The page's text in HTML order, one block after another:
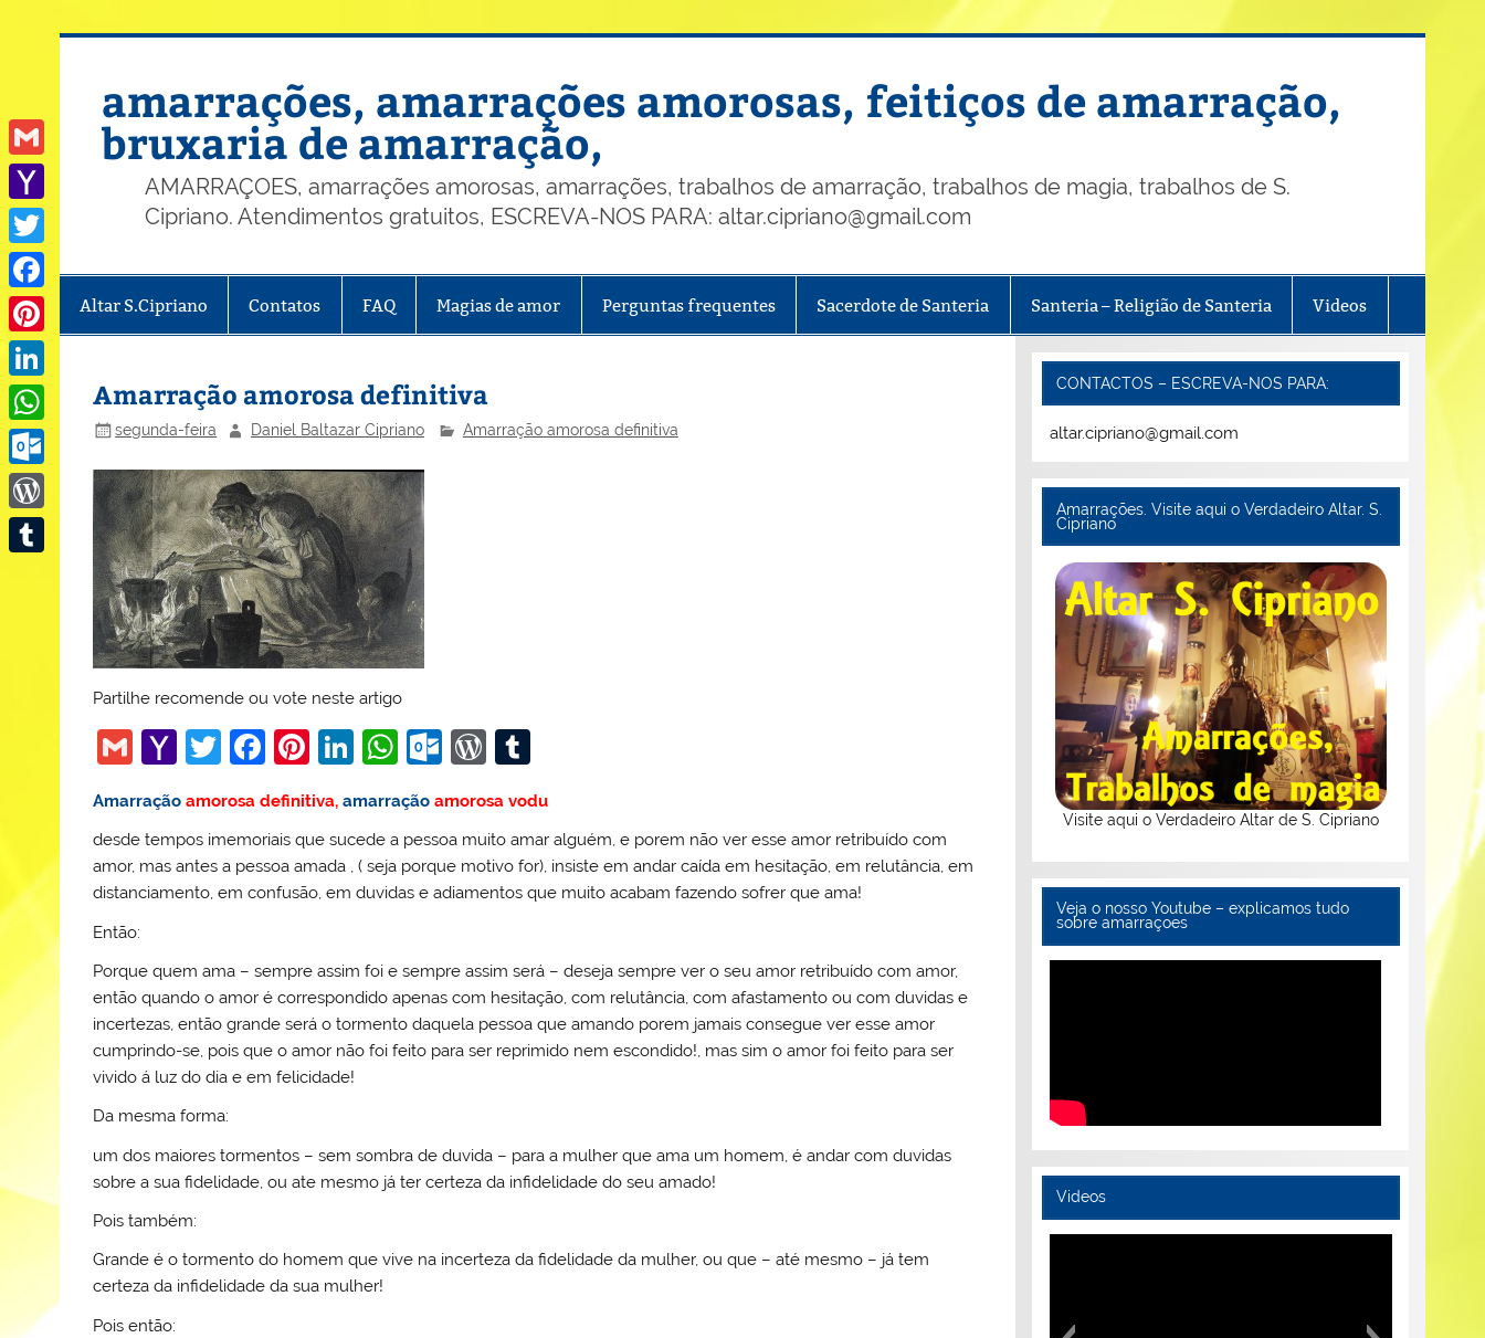
amarrações, amarrações amorosas, feitiços de amarração,
bruxaria de amarração,
AMARRAÇOES, amarrações amorosas, amarrações, trabalhos de amarração, trabalhos de magia, trabalhos de S.
Cipriano. Atendimentos gratuitos, ESCREVA-NOS PARA: altar.cipriano@gmail.com
Altar S.Cipriano Contatos FAQ Magias de amor Perguntas frequentes Sacerdote de Santeria Santeria – Religião de Santeria Videos
Amarração amorosa definitiva
segunda-feira Daniel Baltazar Cipriano Amarração amorosa definitiva
Partilhe recomende ou vote neste artigo
G
ai
l
Y
h
o
o
ai
l
T
itt
er
F
c
e
b
o
k
Pi
er
e
st
Li
k
e
dI
W
at
s
A
p
O
lo
o
k.
o
m
W
d
Pr
e
m
bl
r
Amarração amorosa definitiva,amarração amorosa vodu
desde tempos imemoriais que sucede a pessoa muito amar alguém, e porem não ver esse amor retribuído com
amor, mas antes a pessoa amada , ( seja porque motivo for), insiste em andar caída em hesitação, em relutância, em
distanciamento, em confusão, em duvidas e adiamentos que muito acabam fazendo sofrer que ama!
Então:
Porque quem ama – sempre assim foi e sempre assim será – deseja sempre ver o seu amor retribuído com amor,
então quando o amor é correspondido apenas com hesitação, com relutância, com afastamento ou com duvidas e
incertezas, então grande será o tormento daquela pessoa que amando porem jamais consegue ver esse amor
cumprindo-se, pois que o amor não foi feito para ser reprimido nem escondido!, mas sim o amor foi feito para ser
vivido á luz do dia e em felicidade!
Da mesma forma:
um dos maiores tormentos – sem sombra de duvida – para a mulher que ama um homem, é andar com duvidas
sobre a sua fidelidade, ou ate mesmo já ter certeza da infidelidade do seu amado!
Pois também:
Grande é o tormento do homem que vive na incerteza da fidelidade da mulher, ou que – até mesmo – já tem
certeza da infidelidade da sua mulher!
Pois então:
CONTACTOS – ESCREVA-NOS PARA:
altar.cipriano@gmail.com
Amarrações. Visite aqui o Verdadeiro Altar. S.
Cipriano
Visite aqui o Verdadeiro Altar de S. Cipriano
Veja o nosso Youtube – explicamos tudo
sobre amarraçoes
Videos
Gmail
Yahoo
Mail
Twitter
Facebook
Pinterest
LinkedIn
WhatsApp
Outlook.com
WordPress